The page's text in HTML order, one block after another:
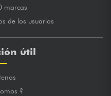
marcas
de los usuarios
útil
?